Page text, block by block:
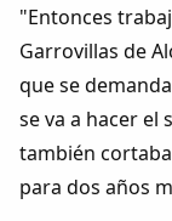
Peñas
La palra
Modo oscuro
"Entonces
Garrovillas de
que se
se va a hacer el
también
para dos años